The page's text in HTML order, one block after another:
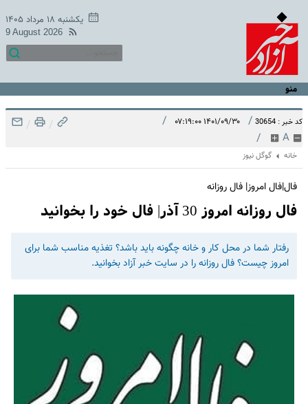
یکشنبه ۱۸ مرداد ۱۴۰۵
9 August 2026
منو
کد خبر : 30654 / ۱۴۰۱/۰۹/۳۰ ۰۷:۱۹:۰۰ /
A
/
/
/
خانه گوگل نیوز
فال|فال امروز| فال روزانه
فال روزانه امروز 30 آذر| فال خود را بخوانید
رفتار شما در محل کار و خانه چگونه باید باشد؟ تغذیه مناسب شما برای
امروز چیست؟ فال روزانه را در سایت خبر آزاد بخوانید.